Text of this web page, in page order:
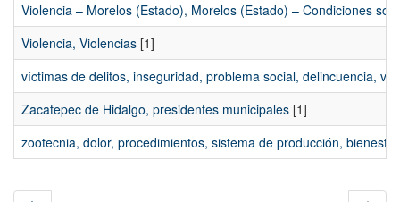
Violencia – Morelos (Estado), Morelos (Estado) – Condiciones
Violencia, Violencias [1]
víctimas de delitos, inseguridad, problema social, delincuencia,
Zacatepec de Hidalgo, presidentes municipales [1]
zootecnia, dolor, procedimientos, sistema de producción,